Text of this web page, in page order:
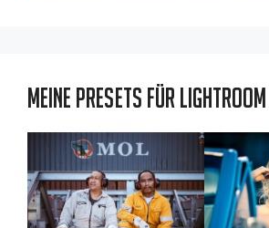
Meine Presets für Lightroom